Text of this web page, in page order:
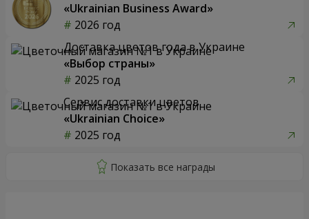
«Ukrainian Business Award»
2026 год
Доставка цветов года в Украине
«Выбор страны»
2025 год
Сервис доставки цветов
«Ukrainian Choice»
2025 год